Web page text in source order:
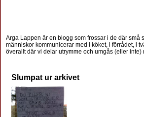
Arga Lappen är en blogg som frossar i de där små
människor kommunicerar med i köket, i förrådet, i
överallt där vi delar utrymme och umgås (eller inte)
Slumpat ur arkivet